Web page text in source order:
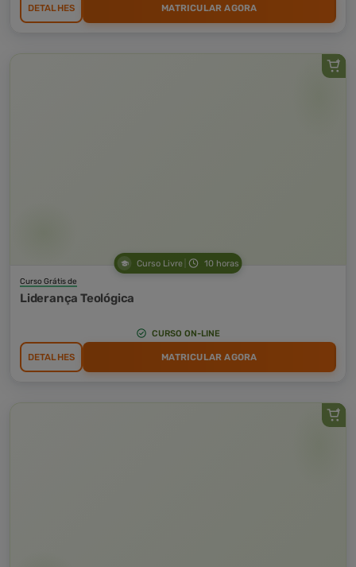
DETALHES MATRICULAR AGORA
Curso Livre 10 horas
Curso Grátis de
Liderança Teológica
CURSO ON-LINE
DETALHES MATRICULAR AGORA